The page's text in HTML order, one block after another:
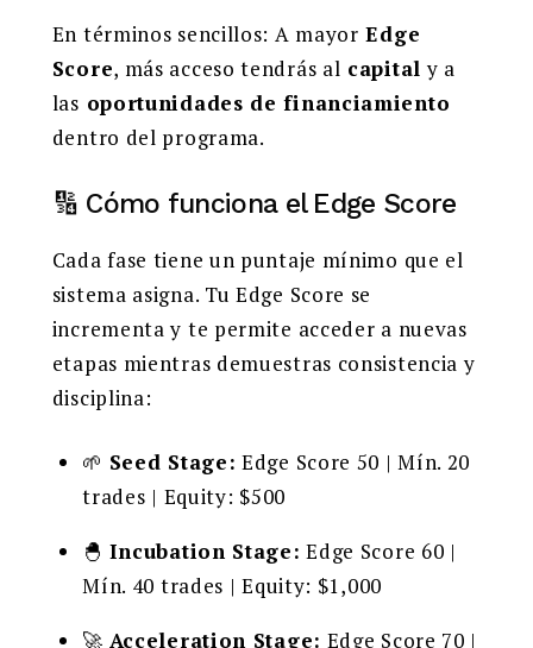
En términos sencillos: A mayor Edge
Score, más acceso tendrás al capital y a
las oportunidades de financiamiento
dentro del programa.
🔢 Cómo funciona el Edge Score
Cada fase tiene un puntaje mínimo que el
sistema asigna. Tu Edge Score se
incrementa y te permite acceder a nuevas
etapas mientras demuestras consistencia y
disciplina:
🌱 Seed Stage: Edge Score 50 | Mín. 20
trades | Equity: $500
🐣 Incubation Stage: Edge Score 60 |
Mín. 40 trades | Equity: $1,000
🚀 Acceleration Stage: Edge Score 70 |